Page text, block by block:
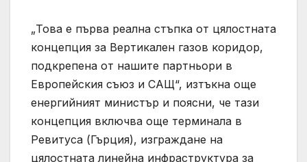
„Това е първа реална стъпка от цялостната
концепция за Вертикален газов коридор,
подкрепена от нашите партньори в
Европейския съюз и САЩ“, изтъкна още
енергийният министър и поясни, че тази
концепция включва още терминала в
Ревитуса (Гърция), изграждане на
цялостната линейна инфраструктура за